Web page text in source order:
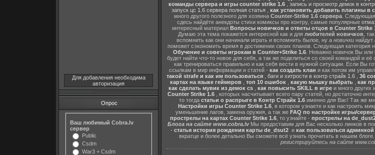
Для добавления необходима
авторизация
Опрос
Ваш любимый Cobra.lv
сервер
Public
Csdm
War3 + Csdm
команды сервера и игры counter strike 1.6
запись и просмотр демок в
запуск цс 1.6 сервера полная статья, как установить добавить плагины в
много другого полезного для хозяина Counter-Strike 1.6 сервера .
сдесь найдёте анекдоты стихи комиксы про контру, самые популярные
интересный материал Вопросы новичков и ответы отцов в Counter Strike
Думаю эта тема покажется интересной как и для любителей новичков ,
вспомнить как они начинали играть и вспомнить былое, ну а новички найдут
поможет сэкономить время в достижении своих планов. Следующая категория
Обучение и советы игрокам в Counter+Strike 1.6. Неважно новичок Вы
будет найти что-то новое для себя, а так же поделиться со своей командой и
как тренироваться правильно и как себя вести в нужной ситуации. Если Вы
ссылкам в мир информации и статей - как создать клан и как потом им
такой strafe и как им пользоваться
баги и хитрости в контр страйк 1.6 36
картах на языке геймеров, топ 10 ошибок, какую мышку выбрать, как
как сделать мувик из демок cs, как повысить SKILL в игреи много других
Counter Strike 1.6, которых насчитывает всего пару статей, но достаточно
то тогда статьи о распрыге в Контр Страйк 1.6именно для Вас! Так же
Настройки игры Counter Strike 1.6, в котором узнаете и как настроить
уменьшение лагов, замена оружия, а так же FAQ по настройке игры/
прострелы на картах Counter Strike 1.6, то узнайте - прострелы на
Блога на сайте www.cobra.lvМы предоставим для Вас несколько линков в
- статья история рождения карты de_dsut2и как пользоваться
вкратце и более детально Вы сможете всё узнать прочитать в нашем
регистрируйтесь на сайте